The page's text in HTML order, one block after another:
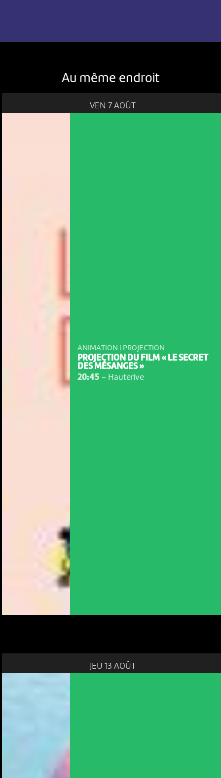
Au même endroit
VEN 7 AOÛT
ANIMATION | PROJECTION
PROJECTION DU FILM « LE SECRET
DES MÉSANGES »
20:45 - Hauterive
JEU 13 AOÛT